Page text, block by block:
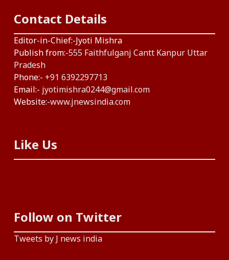
Contact Details
Editor-in-Chief:-Jyoti Mishra
Publish from:-555 Faithfulganj Cantt Kanpur Uttar
Pradesh
Phone:- +91 6392297713
Email:- jyotimishra0244@gmail.com
Website:-www.jnewsindia.com
Like Us
Follow on Twitter
Tweets by J news india